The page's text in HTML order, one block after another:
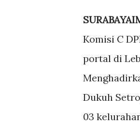
Komisi C
portal di
Dukuh
03